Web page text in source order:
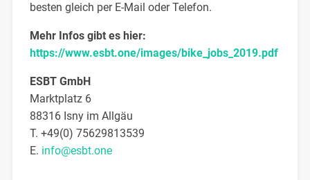
besten gleich per E-Mail oder Telefon.
Mehr Infos gibt es hier:
https://www.esbt.one/images/bike_jobs_2019.pdf
ESBT GmbH
Marktplatz 6
88316 Isny im Allgäu
T. +49(0) 75629813539
E. info@esbt.one